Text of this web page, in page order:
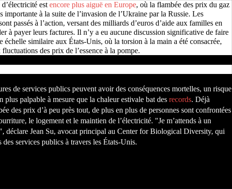
est encore plus aiguë en Europe, où la flambée des prix du gaz
importante à la suite de l’invasion de l’Ukraine par la Russie. Les
passés à l’action, versant des milliards d’euros d’aide aux familles en
à payer leurs factures. Il n’y a eu aucune discussion significative de faire
échelle similaire aux États-Unis, où la torsion à la main a été consacrée,
des prix de l’essence à la pompe.
de services publics peuvent avoir des conséquences mortelles, un risque
plus palpable à mesure que la chaleur estivale bat des records. Déjà
des prix d’à peu près tout, de plus en plus de personnes sont confrontées
le logement et le maintien de l’électricité. "Je m’attends à un
déclare Jean Su, avocat principal au Center for Biological Diversity, qui
des services publics à travers les États-Unis.